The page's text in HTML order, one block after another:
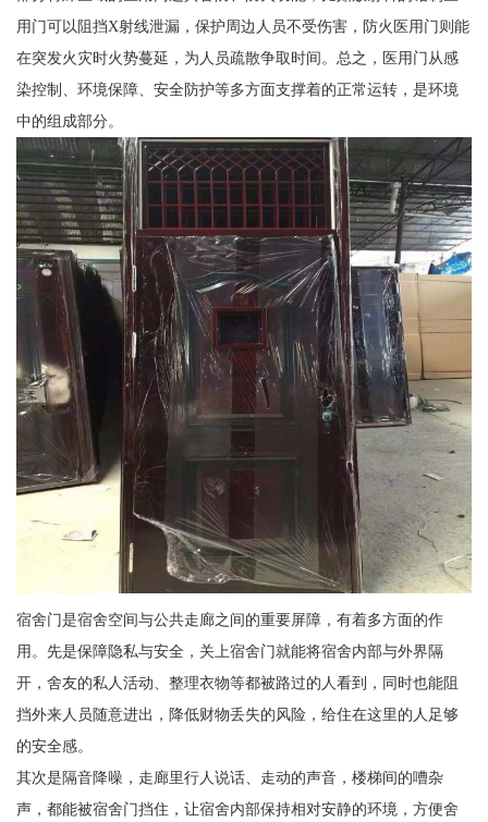
用门可以阻挡X射线泄漏，保护周边人员不受伤害，防火医用门则能
在突发火灾时火势蔓延，为人员疏散争取时间。总之，医用门从感
染控制、环境保障、安全防护等多方面支撑着的正常运转，是环境
中的组成部分。
宿舍门是宿舍空间与公共走廊之间的重要屏障，有着多方面的作
用。先是保障隐私与安全，关上宿舍门就能将宿舍内部与外界隔
开，舍友的私人活动、整理衣物等都被路过的人看到，同时也能阻
挡外来人员随意进出，降低财物丢失的风险，给住在这里的人足够
的安全感。
其次是隔音降噪，走廊里行人说话、走动的声音，楼梯间的嘈杂
声，都能被宿舍门挡住，让宿舍内部保持相对安静的环境，方便舍